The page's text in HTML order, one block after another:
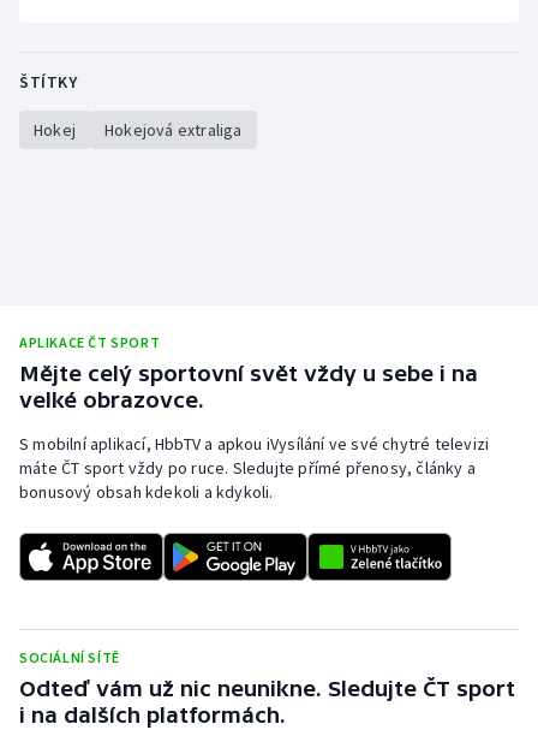
ŠTÍTKY
Hokej Hokejová extraliga
APLIKACE ČT SPORT
Mějte celý sportovní svět vždy u sebe i na
velké obrazovce.
S mobilní aplikací, HbbTV a apkou iVysílání ve své chytré televizi
máte ČT sport vždy po ruce. Sledujte přímé přenosy, články a
bonusový obsah kdekoli a kdykoli.
SOCIÁLNÍ SÍTĚ
Odteď vám už nic neunikne. Sledujte ČT sport
i na dalších platformách.